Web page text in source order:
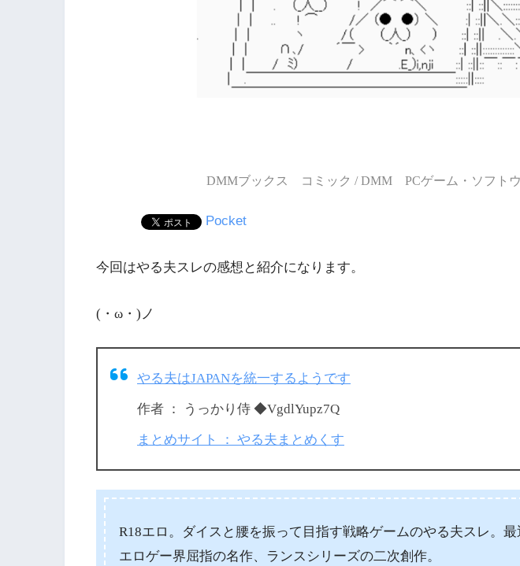
DMMブックス コミック / DMM PCゲーム・ソフト
Pocket
今回はやる夫スレの感想と紹介になります。
(・ω・)ノ
やる夫はJAPANを統一するようです
作者 ： うっかり侍 ◆VgdlYupz7Q
まとめサイト ： やる夫まとめくす
R18エロ。ダイスと腰を振って目指す戦略ゲームのやる夫スレ。最
エロゲー界屈指の名作、ランスシリーズの二次創作。